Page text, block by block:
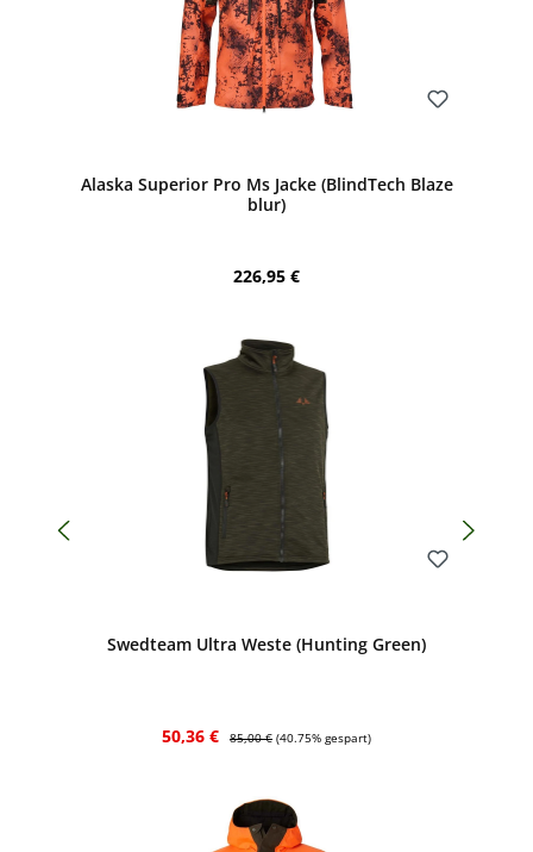
Alaska Superior Pro Ms Jacke (BlindTech Blaze
blur)
Regulärer Preis:
226,95 €
Swedteam Ultra Weste (Hunting Green)
Verkaufspreis:
50,36 € Regulärer Preis:
85,00 € (40.75% gespart)